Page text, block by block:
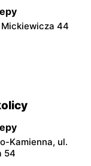
Mickiewicza 44
Kamienna, ul.
54